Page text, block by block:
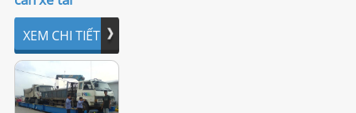
XEM CHI TIẾT